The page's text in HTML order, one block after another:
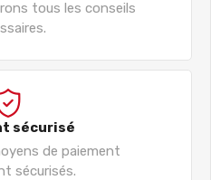
tous les conseils
sécurisé
de paiement
sécurisés.